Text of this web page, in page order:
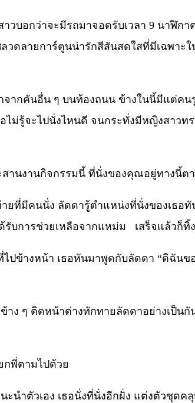
บอกว่าจะมีรถมาจอดรับเวลา 9 นาฬิก
วดลายการ์ตูนน่ารักสีสันสดใสที่มีเฉพาะ
จากคันอื่น ๆ บนท้องถนน ข้างในนี้มีแต่คน
ม่รู้จะไปนั่งไหนดี จนกระทั่งมีหญิงสาวท
านงานกิจกรรมนี้ ที่นั่งของคุณอยู่ทางนี้ตา
ที่มีคนนั่ง ลัดดารู้ตำแหน่งที่นั่งของเธอ
รับการช่วยเหลือจากแหม่ม เสร็จแล้วก็ทิ้
ปข้างหน้า เธอหันมาพูดกับลัดดา “ดิฉัน
ๆ ติดหน้าต่างทักทายลัดดาอย่างเป็นกัน
กพี่ตามไปด้วย
นำตัวเอง เธอนั่งที่นั่งอีกฝั่ง แต่งตัวชุดค